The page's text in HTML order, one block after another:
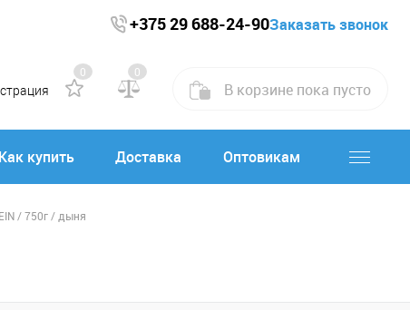
+375 29 688-24-90Заказать звонок
0 0
В корзине пока пусто
Как купить Доставка Оптовикам
/ 750г / дыня